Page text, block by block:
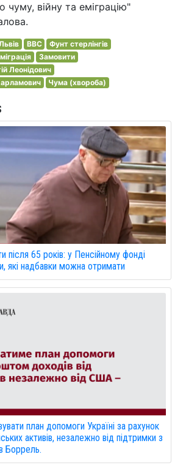
чуму, війну та еміграцію"
BBC
Фунт стерлінгів
Замовити
Леонідович
Чума (хвороба)
після 65 років: у Пенсійному фонді
які надбавки можна отримати
план допомоги Україні за рахунок
активів, незалежно від підтримки з
Боррель.